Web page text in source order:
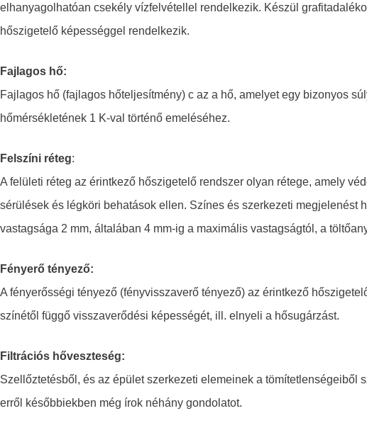
elhanyagolhatóan csekély vízfelvétellel rendelkezik. Készül
hőszigetelő képességgel rendelkezik.
Fajlagos hő:
Fajlagos hő (fajlagos hőteljesítmény) c az a hő, amelyet egy bizonyos
hőmérsékletének 1 K-val történő emeléséhez.
Felszíni réteg:
A felületi réteg az érintkező hőszigetelő rendszer olyan rétege, amely
sérülések és légköri behatások ellen. Színes és szerkezeti megjelenést
vastagsága 2 mm, általában 4 mm-ig a maximális vastagságtól, a
Fényerő tényező:
A fényerősségi tényező (fényvisszaverő tényező) az érintkező
színétől függő visszaverődési képességét, ill. elnyeli a hősugárzást.
Filtrációs hőveszteség:
Szellőztetésből, és az épület szerkezeti elemeinek a tömítetlenségeiből
erről későbbiekben még írok néhány gondolatot.